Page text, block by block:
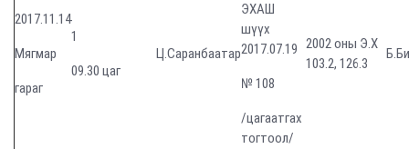
2017.11.14
Мягмар
гараг
1
09.30 цаг
Ц.Саранбаатар
ЭХАШ
шүүх
2017.07.19
№ 108
/цагаатгах
тогтоол/
2002 оны Э.Х
103.2, 126.3